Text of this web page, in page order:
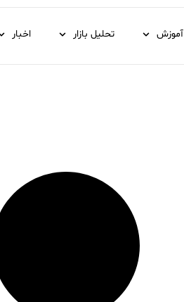
آموزش تحلیل بازار اخبار